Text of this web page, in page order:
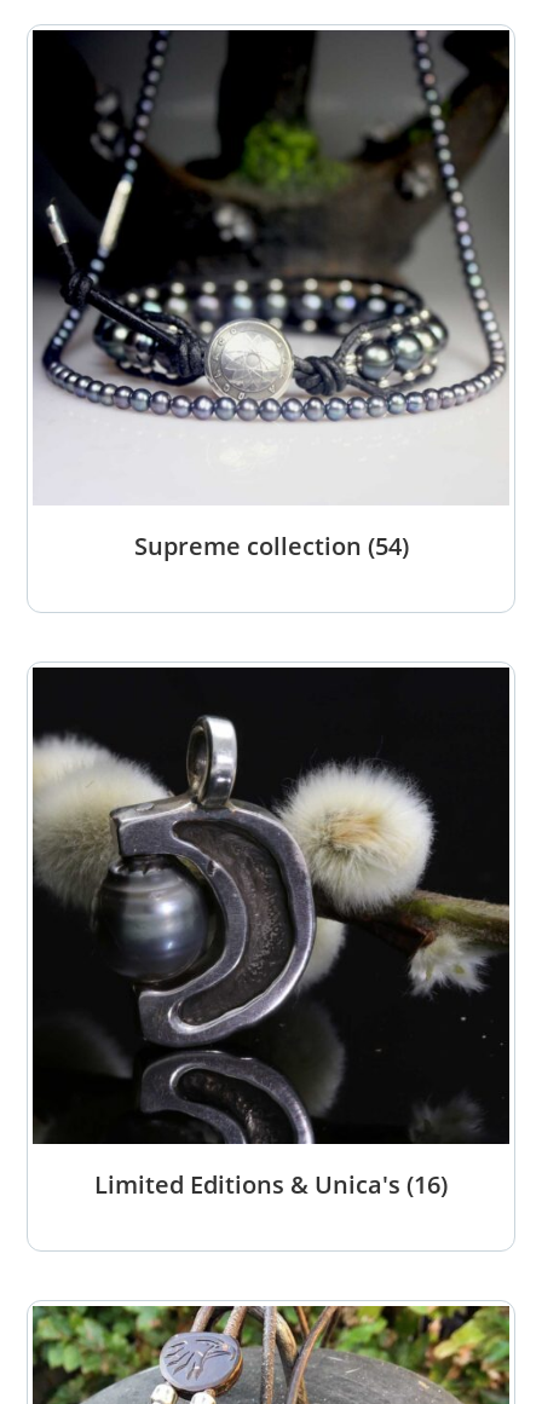
Supreme collection (54)
Limited Editions & Unica's (16)